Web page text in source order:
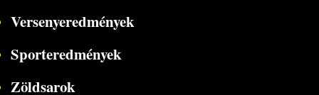
Versenyeredmények
Sporteredmények
Zöldsarok